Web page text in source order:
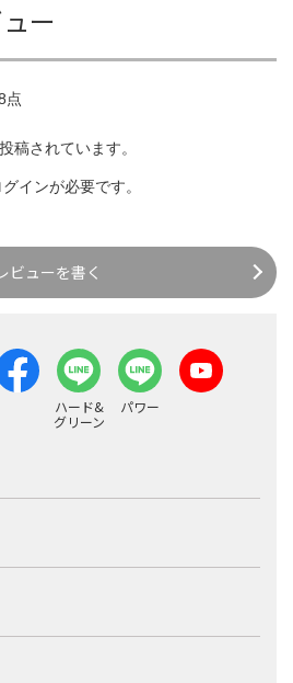
ー
点
稿されています。
グインが必要です。
ビューを書く
ハード&
グリーン
パワー